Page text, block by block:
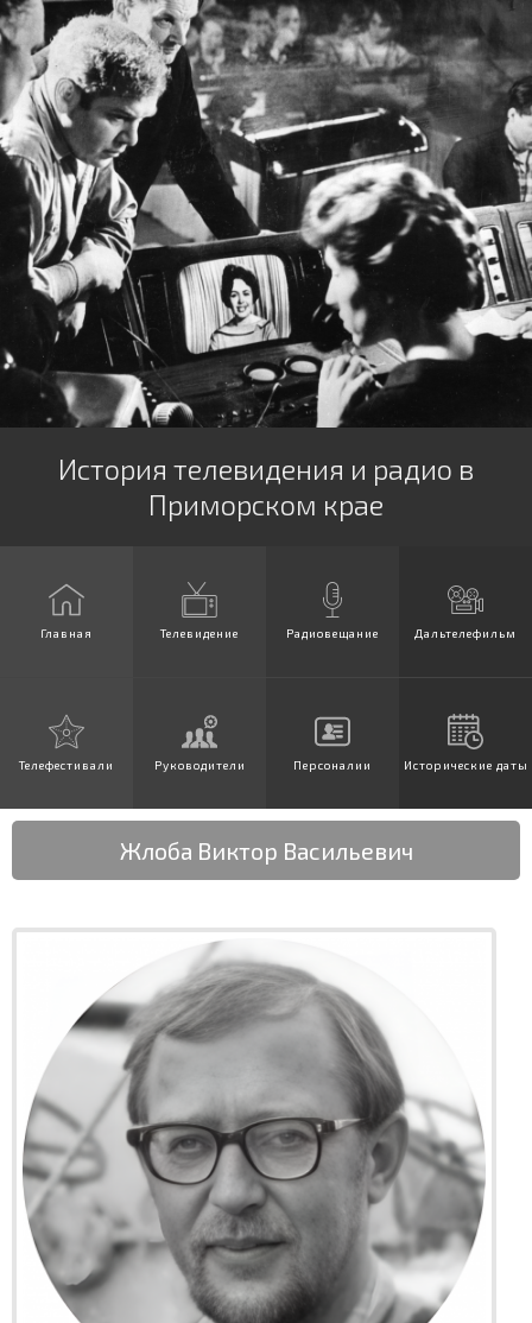
История телевидения и радио в
Приморском крае
Главная Телевидение Радиовещание Дальтелефильм
Телефестивали Руководители Персоналии Исторические даты
Жлоба Виктор Васильевич